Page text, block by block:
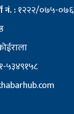
नं. :१२२२/०७५-०७६
५३४९१५८